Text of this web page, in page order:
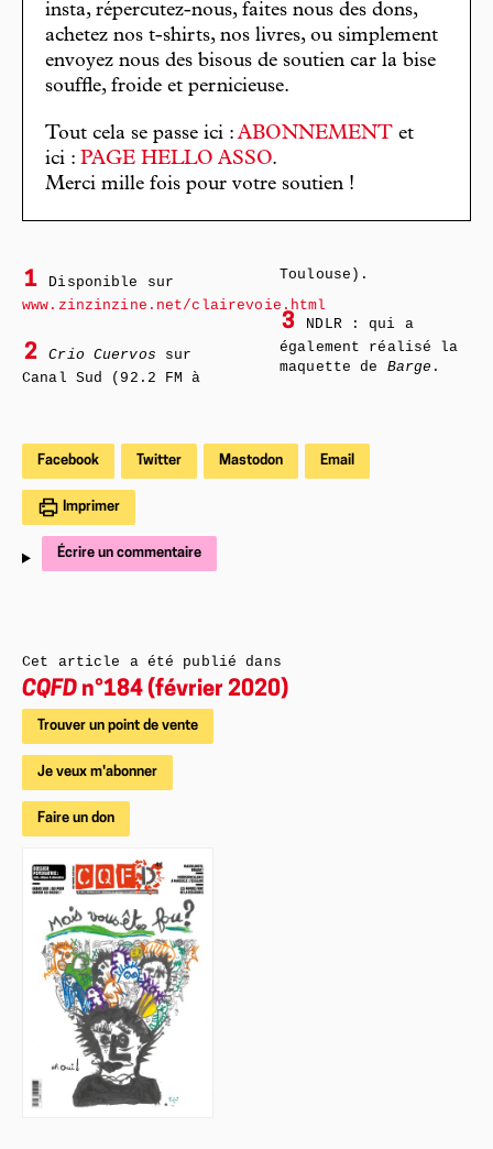
insta, répercutez-nous, faites nous des dons,
achetez nos t-shirts, nos livres, ou simplement
envoyez nous des bisous de soutien car la bise
souffle, froide et pernicieuse.
Tout cela se passe ici : ABONNEMENT et
ici : PAGE HELLO ASSO.
Merci mille fois pour votre soutien !
1
Disponible sur
www.zinzinzine.net/clairevoie.html
2 Crio Cuervos sur
Canal Sud (92.2 FM à
Toulouse).
3
NDLR : qui a
également réalisé la
maquette de Barge .
Facebook Twitter Mastodon Email
Imprimer
Écrire un commentaire
Cet article a été publié dans
CQFD n°184 (février 2020)
Trouver un point de vente
Je veux m'abonner
Faire un don